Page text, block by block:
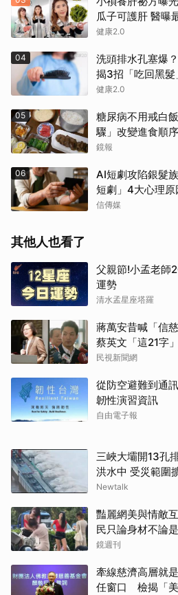
瓜子可護肝 醫曝
健康2.0
04
洗頭排水孔塞爆
揭3招「吃回黑髮
健康2.0
05
糖尿病不用戒白
驟」改變進食順
鏡報
06
AI短劇攻陷銀髮
短劇」4大心理原
信傳媒
其他人也看了
父親節!小孟老師
運勢
清水孟星座塔羅
蔣萬安昔喊「信
蔡英文「這21字
民視新聞網
從防空避難到通
韌性演習資訊
自由電子報
三峽大壩開13孔
洪水中 受災範圍
Newtalk
豔麗網美與情敵
民只論身材不論
鏡週刊
牽線慈濟高層就
任窗口 檢揭「美